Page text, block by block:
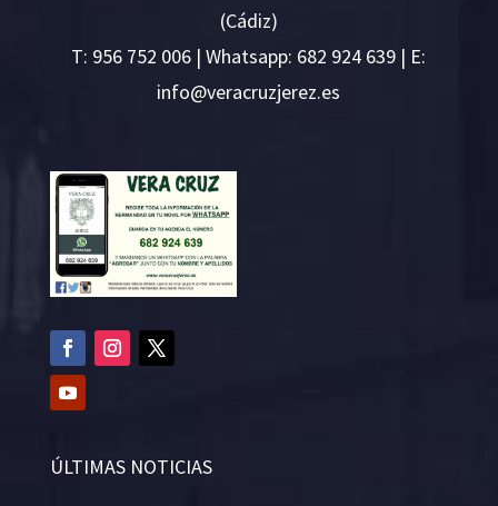
(Cádiz)
T: 956 752 006 | Whatsapp: 682 924 639 | E:
se.ze
rejzu
rcare
v@ofn
i
ÚLTIMAS NOTICIAS